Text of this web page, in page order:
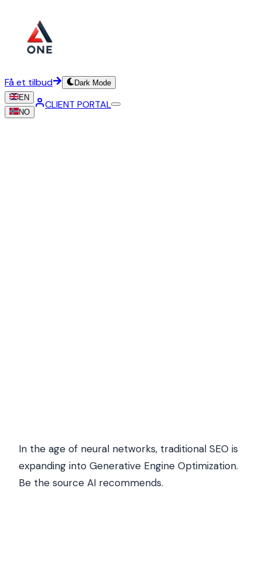
Få et tilbud
Dark Mode
EN
NO
CLIENT PORTAL
In the age of neural networks, traditional SEO is
expanding into Generative Engine Optimization.
Be the source AI recommends.